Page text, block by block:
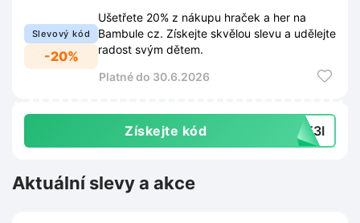
Slevový kód
-20%
Ušetřete 20% z nákupu hraček a her na
Bambule cz. Získejte skvělou slevu a udělejte
radost svým dětem.
Platné do 30.6.2026
Získejte kód IE3I
Aktuální slevy a akce